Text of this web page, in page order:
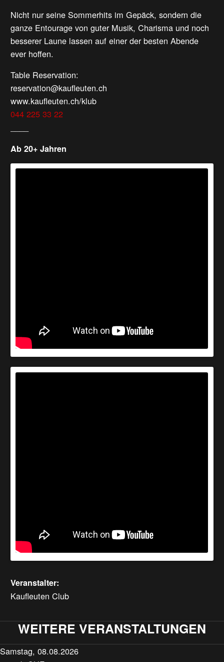
Nicht nur seine Sommerhits im Gepäck, sondern die
ganze Entourage von guter Musik, Charisma und noch
besserer Laune lassen auf einer der besten Abende
ever hoffen.
Table Reservation:
reservation@kaufleuten.ch
www.kaufleuten.ch/klub
044 225 33 22
Ab 20+ Jahren
Veranstalter:
Kaufleuten Club
WEITERE VERANSTALTUNGEN
Samstag, 08.08.2026